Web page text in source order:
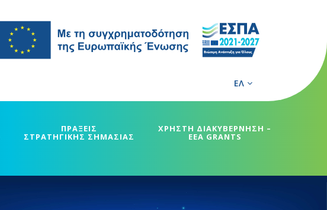
ΕΛ
ΠΡΑΞΕΙΣ
ΣΤΡΑΤΗΓΙΚΗΣ ΣΗΜΑΣΙΑΣ
ΧΡΗΣΤΗ ΔΙΑΚΥΒΕΡΝΗΣΗ –
EEA GRANTS